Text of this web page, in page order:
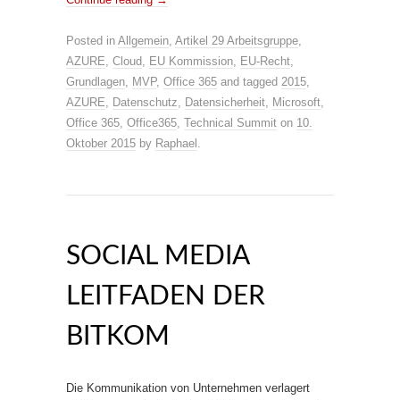
Posted in Allgemein, Artikel 29 Arbeitsgruppe,
AZURE, Cloud, EU Kommission, EU-Recht,
Grundlagen, MVP, Office 365 and tagged 2015,
AZURE, Datenschutz, Datensicherheit, Microsoft,
Office 365, Office365, Technical Summit on 10.
Oktober 2015 by Raphael .
SOCIAL MEDIA
LEITFADEN DER
BITKOM
Die Kommunikation von Unternehmen verlagert